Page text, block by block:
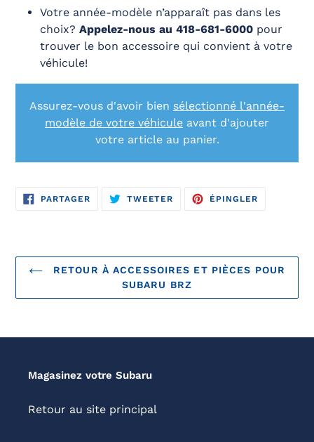
Votre année-modèle n’apparaît pas dans les
choix? Appelez-nous au 418-681-6000 pour
trouver le bon accessoire qui convient à votre
véhicule!
Assurez-vous d'avoir bien sélectionné l'année-
modèle de votre véhicule avant d'ajouter
votre article au panier.
PARTAGERPARTAGERTWEETER TWEETERÉPINGLER
RETOUR À ACCESSOIRES ET PIÈCES POUR
SUBARU BRZ
Magasinez votre Subaru
Retour au site principal